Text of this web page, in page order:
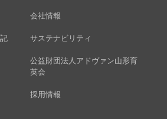
会社情報
サステナビリティ
公益財団法人アドヴァン山形育
英会
採用情報